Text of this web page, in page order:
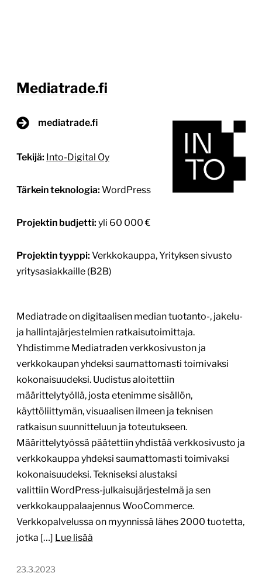
Mediatrade.fi
mediatrade.fi
Tekijä: Into-Digital Oy
Tärkein teknologia: WordPress
Projektin budjetti: yli 60 000 €
Projektin tyyppi: Verkkokauppa, Yrityksen sivusto
yritysasiakkaille (B2B)
Mediatrade on digitaalisen median tuotanto-, jakelu-
ja hallintajärjestelmien ratkaisutoimittaja.
Yhdistimme Mediatraden verkkosivuston ja
verkkokaupan yhdeksi saumattomasti toimivaksi
kokonaisuudeksi. Uudistus aloitettiin
määrittelytyöllä, josta etenimme sisällön,
käyttöliittymän, visuaalisen ilmeen ja teknisen
ratkaisun suunnitteluun ja toteutukseen.
Määrittelytyössä päätettiin yhdistää verkkosivusto ja
verkkokauppa yhdeksi saumattomasti toimivaksi
kokonaisuudeksi. Tekniseksi alustaksi
valittiin WordPress-julkaisujärjestelmä ja sen
verkkokauppalaajennus WooCommerce.
Verkkopalvelussa on myynnissä lähes 2000 tuotetta,
jotka […] Lue lisää
23.3.2023